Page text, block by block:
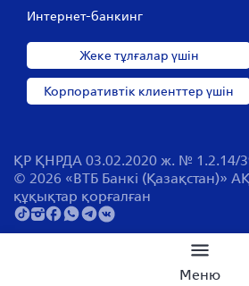
Меню
Интернет-банкинг
Жеке тұлғалар үшін
Корпоративтік клиенттер үшін
ҚР ҚНРДА 03.02.2020 ж. № 1.2.14/
© 2026 «ВТБ Банкі (Қазақстан)»
құқықтар қорғалған